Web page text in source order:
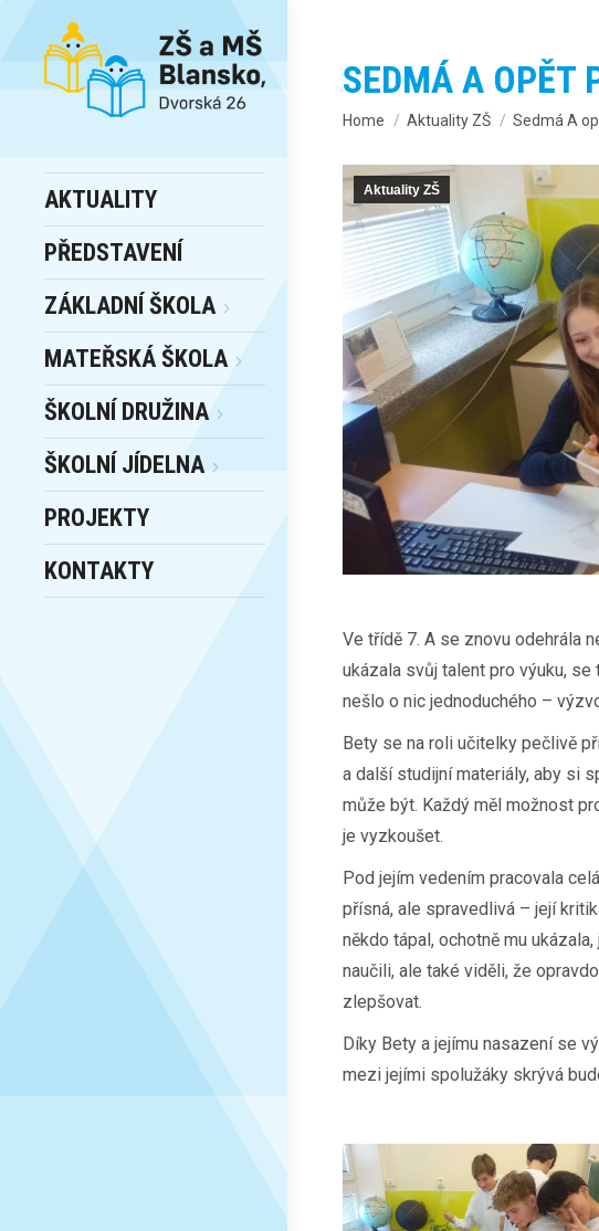
AKTUALITY
PŘEDSTAVENÍ
ZÁKLADNÍ ŠKOLA
MATEŘSKÁ ŠKOLA
ŠKOLNÍ DRUŽINA
ŠKOLNÍ JÍDELNA
PROJEKTY
KONTAKTY
SEDMÁ A OPĚT
You are here:
Home Aktuality ZŠ Sedmá A
Aktuality ZŠ
Ve třídě 7. A se znovu odehrála
ukázala svůj talent pro výuku,
nešlo o nic jednoduchého –
Bety se na roli učitelky pečlivě
a další studijní materiály, aby si
může být. Každý měl možnost
je vyzkoušet.
Pod jejím vedením pracovala
přísná, ale spravedlivá – její
někdo tápal, ochotně mu
naučili, ale také viděli, že
zlepšovat.
Díky Bety a jejímu nasazení se
mezi jejími spolužáky skrývá